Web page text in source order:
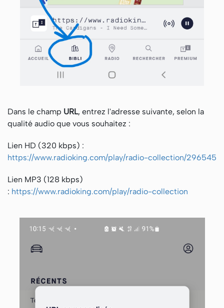
Dans le champ URL, entrez l'adresse suivante, selon la
qualité audio que vous souhaitez :
Lien HD (320 kbps) :
https://www.radioking.com/play/radio-collection/296545
Lien MP3 (128 kbps)
: https://www.radioking.com/play/radio-collection